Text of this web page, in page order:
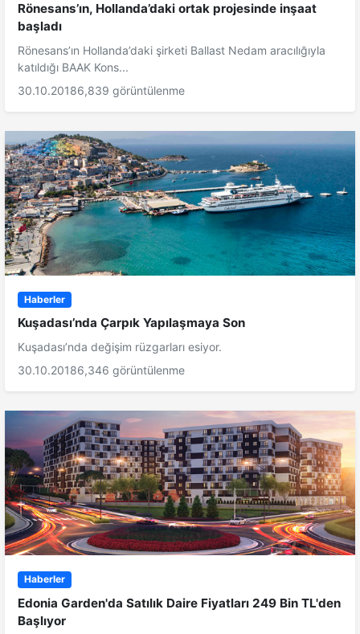
Rönesans’ın, Hollanda’daki ortak projesinde inşaat
başladı
Rönesans’ın Hollanda’daki şirketi Ballast Nedam aracılığıyla
katıldığı BAAK Kons...
30.10.20186,839 görüntülenme
Haberler
Kuşadası’nda Çarpık Yapılaşmaya Son
Kuşadası’nda değişim rüzgarları esiyor.
30.10.20186,346 görüntülenme
Haberler
Edonia Garden'da Satılık Daire Fiyatları 249 Bin TL'den
Başlıyor